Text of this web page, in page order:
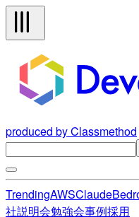
produced by Classmethod
TrendingAWSClaude
社説明会勉強会事例採用